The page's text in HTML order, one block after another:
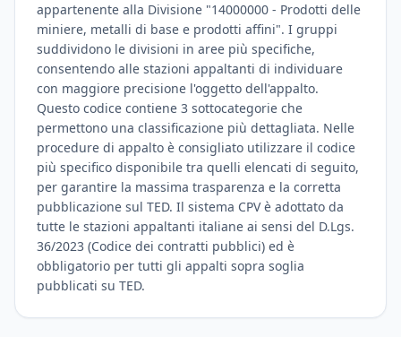
appartenente alla Divisione "14000000 - Prodotti delle
miniere, metalli di base e prodotti affini". I gruppi
suddividono le divisioni in aree più specifiche,
consentendo alle stazioni appaltanti di individuare
con maggiore precisione l'oggetto dell'appalto.
Questo codice contiene 3 sottocategorie che
permettono una classificazione più dettagliata. Nelle
procedure di appalto è consigliato utilizzare il codice
più specifico disponibile tra quelli elencati di seguito,
per garantire la massima trasparenza e la corretta
pubblicazione sul TED. Il sistema CPV è adottato da
tutte le stazioni appaltanti italiane ai sensi del D.Lgs.
36/2023 (Codice dei contratti pubblici) ed è
obbligatorio per tutti gli appalti sopra soglia
pubblicati su TED.